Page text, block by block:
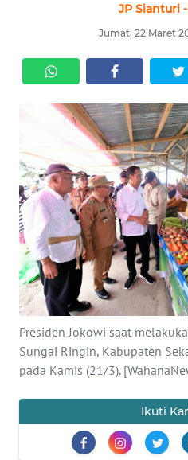
JP Sianturi
Jumat, 22 Maret
Presiden Jokowi saat
Sungai Ringin, Kabupaten
pada Kamis (21/3).
Ikuti
EKUIN
SAINS-TEKNO
KESEHATAN
INTERNASIONAL
SERBA-SERBI
PENDIDIKAN
OLAHRAGA
EDITORIAL